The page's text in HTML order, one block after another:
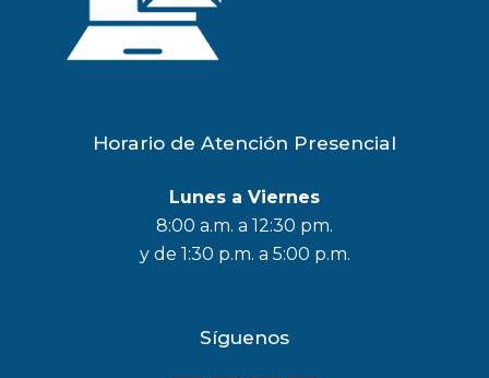
Horario de Atención Presencial
Lunes a Viernes
8:00 a.m. a 12:30 pm.
y de 1:30 p.m. a 5:00 p.m.
Síguenos